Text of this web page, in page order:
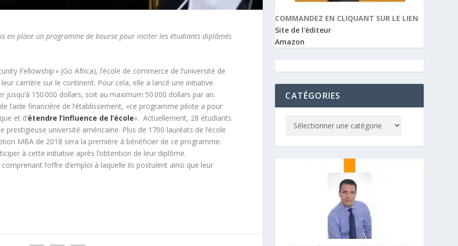
en place un programme de bourse pour inciter les étudiants diplômés
Fellowship » (Go Africa), l’école de commerce de l’université de
carrière sur le continent. Pour cela, elle a lancé une initiative
150 000 dollars, soit au maximum 50 000 dollars par an.
l’aide financière de l’établissement, «ce programme pilote a pour
et d’étendre l’influence de l’école». Actuellement, 28 étudiants
université américaine. Plus de 1700 lauréats de l’école
MBA de 2018 sera la première à bénéficier de ce programme.
à cette initiative après l’obtention de leur diplôme.
l’offre d’emploi à laquelle ils postulent ainsi que leur
COMMANDEZ EN CLIQUANT SUR LE LIEN
Site de l'éditeur
Amazon
CATÉGORIES